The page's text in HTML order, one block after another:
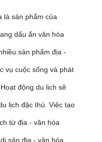
là sản phẩm của
dấu ấn văn hóa
sản phẩm địa -
vụ cuộc sống và phát
động du lịch sẽ
lịch đặc thù. Việc tạo
từ địa - văn hóa
sản địa - văn hóa